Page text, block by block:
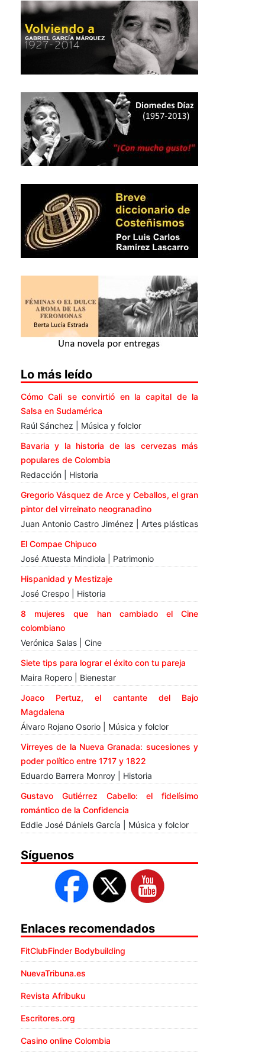
Lo más leído
Cómo Cali se convirtió en la capital de la
Salsa en Sudamérica
Raúl Sánchez | Música y folclor
Bavaria y la historia de las cervezas más
populares de Colombia
Redacción | Historia
Gregorio Vásquez de Arce y Ceballos, el gran
pintor del virreinato neogranadino
Juan Antonio Castro Jiménez | Artes plásticas
El Compae Chipuco
José Atuesta Mindiola | Patrimonio
Hispanidad y Mestizaje
José Crespo | Historia
8 mujeres que han cambiado el Cine
colombiano
Verónica Salas | Cine
Siete tips para lograr el éxito con tu pareja
Maira Ropero | Bienestar
Joaco Pertuz, el cantante del Bajo
Magdalena
Álvaro Rojano Osorio | Música y folclor
Virreyes de la Nueva Granada: sucesiones y
poder político entre 1717 y 1822
Eduardo Barrera Monroy | Historia
Gustavo Gutiérrez Cabello: el fidelísimo
romántico de la Confidencia
Eddie José Dániels García | Música y folclor
Síguenos
Enlaces recomendados
FitClubFinder Bodybuilding
NuevaTribuna.es
Revista Afribuku
Escritores.org
Casino online Colombia